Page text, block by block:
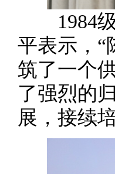
1984级“
平表示，“
筑了一个
了强烈的
展，接续